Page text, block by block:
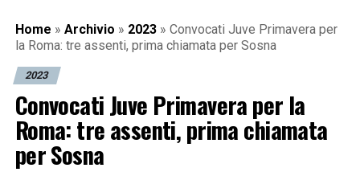
Home » Archivio » 2023 » Convocati Juve Primavera per
la Roma: tre assenti, prima chiamata per Sosna
2023
Convocati Juve Primavera per la
Roma: tre assenti, prima chiamata
per Sosna